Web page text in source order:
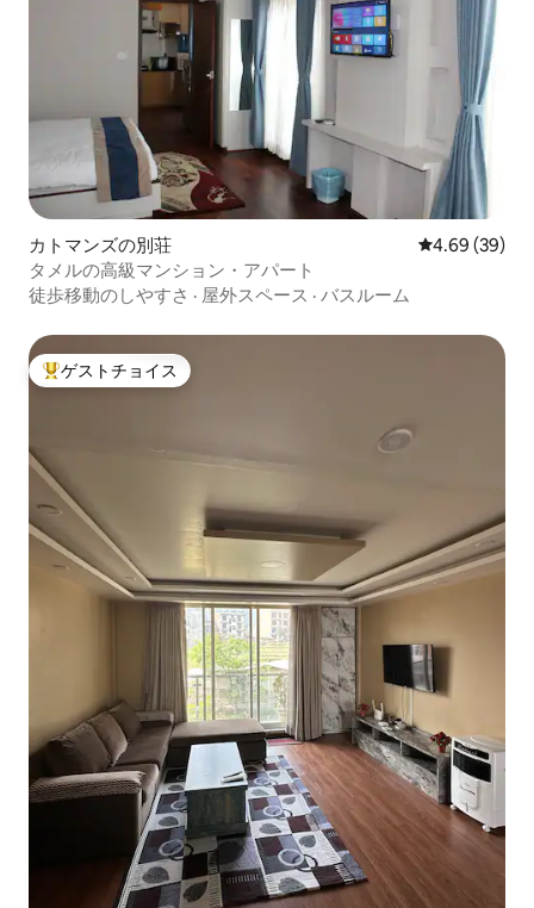
カトマンズの別荘 レビュー39
4.69 (39)
タメルの高級マンション・アパート
徒歩移動のしやすさ · 屋外スペース · バスルーム
大好評のゲストチョイスです。
ゲストチョイス